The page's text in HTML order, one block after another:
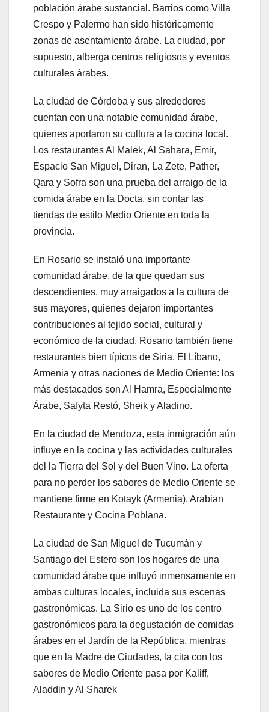
población árabe sustancial. Barrios como Villa
Crespo y Palermo han sido históricamente
zonas de asentamiento árabe. La ciudad, por
supuesto, alberga centros religiosos y eventos
culturales árabes.
La ciudad de Córdoba y sus alrededores
cuentan con una notable comunidad árabe,
quienes aportaron su cultura a la cocina local.
Los restaurantes Al Malek, Al Sahara, Emir,
Espacio San Miguel, Diran, La Zete, Pather,
Qara y Sofra son una prueba del arraigo de la
comida árabe en la Docta, sin contar las
tiendas de estilo Medio Oriente en toda la
provincia.
En Rosario se instaló una importante
comunidad árabe, de la que quedan sus
descendientes, muy arraigados a la cultura de
sus mayores, quienes dejaron importantes
contribuciones al tejido social, cultural y
económico de la ciudad. Rosario también tiene
restaurantes bien típicos de Siria, El Líbano,
Armenia y otras naciones de Medio Oriente: los
más destacados son Al Hamra, Especialmente
Árabe, Safyta Restó, Sheik y Aladino.
En la ciudad de Mendoza, esta inmigración aún
influye en la cocina y las actividades culturales
del la Tierra del Sol y del Buen Vino. La oferta
para no perder los sabores de Medio Oriente se
mantiene firme en Kotayk (Armenia), Arabian
Restaurante y Cocina Poblana.
La ciudad de San Miguel de Tucumán y
Santiago del Estero son los hogares de una
comunidad árabe que influyó inmensamente en
ambas culturas locales, incluida sus escenas
gastronómicas. La Sirio es uno de los centro
gastronómicos para la degustación de comidas
árabes en el Jardín de la República, mientras
que en la Madre de Ciudades, la cita con los
sabores de Medio Oriente pasa por Kaliff,
Aladdin y Al Sharek